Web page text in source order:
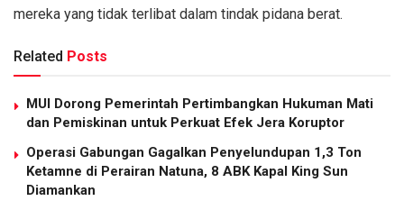
mereka yang tidak terlibat dalam tindak pidana berat.
Related Posts
MUI Dorong Pemerintah Pertimbangkan Hukuman Mati
dan Pemiskinan untuk Perkuat Efek Jera Koruptor
Operasi Gabungan Gagalkan Penyelundupan 1,3 Ton
Ketamne di Perairan Natuna, 8 ABK Kapal King Sun
Diamankan